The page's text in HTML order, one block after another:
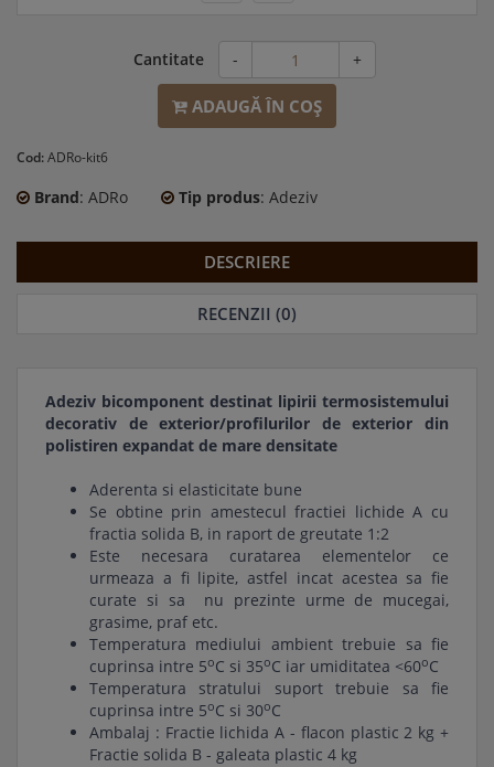
Cantitate - +
ADAUGĂ ÎN COŞ
Cod:ADRo-kit6
Brand: ADRo Tip produs: Adeziv
DESCRIERE
RECENZII (0)
Adeziv bicomponent destinat lipirii termosistemului
decorativ de exterior/profilurilor de exterior din
polistiren expandat de mare densitate
Aderenta si elasticitate bune
Se obtine prin amestecul fractiei lichide A cu
fractia solida B, in raport de greutate 1:2
Este necesara curatarea elementelor ce
urmeaza a fi lipite, astfel incat acestea sa fie
curate si sa nu prezinte urme de mucegai,
grasime, praf etc.
Temperatura mediului ambient trebuie sa fie
cuprinsa intre 5oC si 35oC iar umiditatea <60oC
Temperatura stratului suport trebuie sa fie
cuprinsa intre 5oC si 30oC
Ambalaj : Fractie lichida A - flacon plastic 2 kg +
Fractie solida B - galeata plastic 4 kg